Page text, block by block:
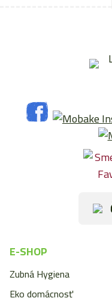
E-SHOP
Zubná Hygiena
Eko domácnosť